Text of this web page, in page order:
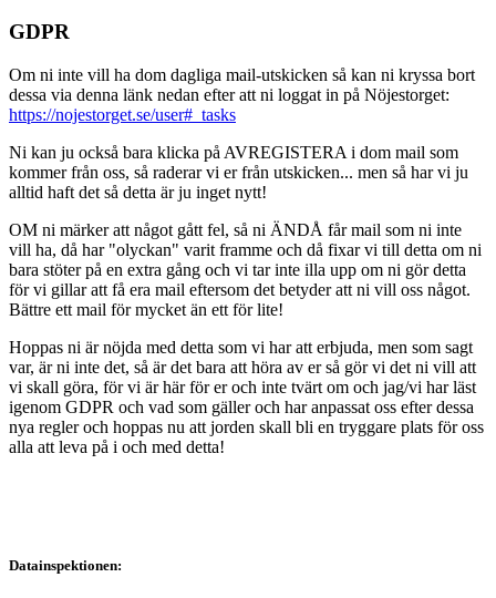
GDPR
Om ni inte vill ha dom dagliga mail-utskicken så kan ni kryssa bort
dessa via denna länk nedan efter att ni loggat in på Nöjestorget:
https://nojestorget.se/user#_tasks
Ni kan ju också bara klicka på AVREGISTERA i dom mail som
kommer från oss, så raderar vi er från utskicken... men så har vi ju
alltid haft det så detta är ju inget nytt!
OM ni märker att något gått fel, så ni ÄNDÅ får mail som ni inte
vill ha, då har "olyckan" varit framme och då fixar vi till detta om ni
bara stöter på en extra gång och vi tar inte illa upp om ni gör detta
för vi gillar att få era mail eftersom det betyder att ni vill oss något.
Bättre ett mail för mycket än ett för lite!
Hoppas ni är nöjda med detta som vi har att erbjuda, men som sagt
var, är ni inte det, så är det bara att höra av er så gör vi det ni vill att
vi skall göra, för vi är här för er och inte tvärt om och jag/vi har läst
igenom GDPR och vad som gäller och har anpassat oss efter dessa
nya regler och hoppas nu att jorden skall bli en tryggare plats för oss
alla att leva på i och med detta!
Datainspektionen: